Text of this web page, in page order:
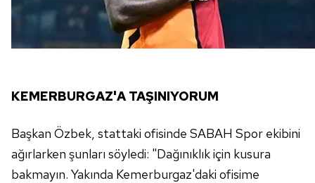
KEMERBURGAZ'A TAŞINIYORUM
Başkan Özbek, stattaki ofisinde SABAH Spor ekibini
ağırlarken şunları söyledi: "Dağınıklık için kusura
bakmayın. Yakında Kemerburgaz'daki ofisime